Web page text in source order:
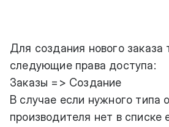
Для создания нового заказа
следующие права доступа:
Заказы => Создание
В случае если нужного типа
производителя нет в списке